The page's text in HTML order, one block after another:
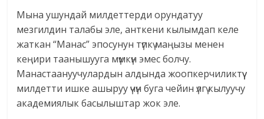
Мына ушундай милдеттерди орундатуу
мезгилдин талабы эле, анткени кылымдап келе
жаткан “Манас” эпосунун түпкү маңызы менен
кеңири таанышууга мүмкүн эмес болчу.
Манастаануучулардын алдында жоопкерчиликтүү
милдетти ишке ашыруу үчүн буга чейин үлгү кылуучу
академиялык басылыштар жок эле.